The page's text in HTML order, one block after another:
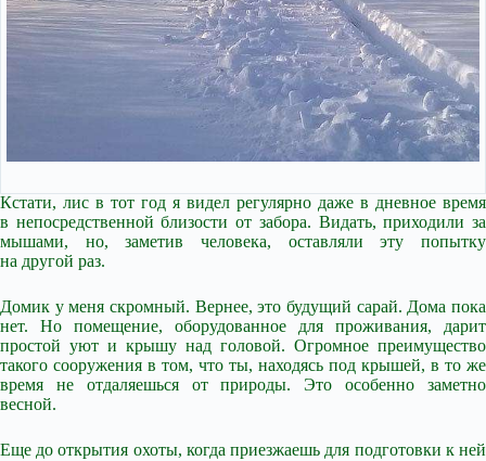
Кстати, лис в тот год я видел регулярно даже в дневное время
в непосредственной близости от забора. Видать, приходили за
мышами, но, заметив человека, оставляли эту попытку
на другой раз.
Домик у меня скромный. Вернее, это будущий сарай. Дома пока
нет. Но помещение, оборудованное для проживания, дарит
простой уют и крышу над головой. Огромное преимущество
такого сооружения в том, что ты, находясь под крышей, в то же
время не отдаляешься от природы. Это особенно заметно
весной.
Еще до открытия охоты, когда приезжаешь для подготовки к ней